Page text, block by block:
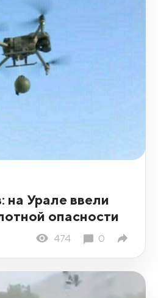
на Урале ввели
опасности
474 0